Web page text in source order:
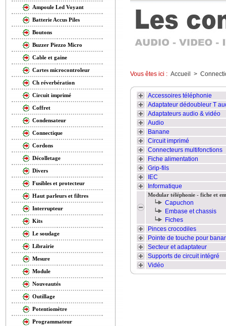
Ampoule Led Voyant
Batterie Accus Piles
Boutons
Buzzer Piezzo Micro
Cable et gaine
Cartes microcontroleur
Ch réverbération
Circuit imprimé
Coffret
Condensateur
Connectique
Cordons
Décolletage
Divers
Fusibles et protecteur
Haut parleurs et filtres
Interrupteur
Kits
Le soudage
Librairie
Mesure
Module
Nouveautés
Outillage
Potentiomètre
Programmateur
Vous êtes ici : Accueil >
Accessoires téléphonie
Adaptateur dédoubleur T
Adaptateurs audio & vidéo
Audio
Banane
Circuit imprimé
Connecteurs multifonctions
Fiche alimentation
Grip-fils
IEC
Informatique
Modular téléphonie - fiche et
Capuchon
Embase et chassis
Fiches
Pinces crocodiles
Pointe de touche pour
Secteur et adaptateur
Supports de circuit intégré
Vidéo